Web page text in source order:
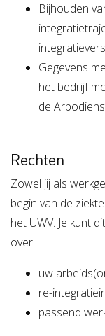
Bijhouden
Gegevens
het bedrijf
de
Rechten
Zowel jij als
begin van de
het UWV. Je kunt
over:
uw
re-
passend